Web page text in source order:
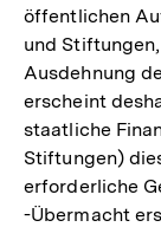
öffentlichen
und
Ausdehnung
erscheint
staatliche
Stiftungen)
erforderliche
-Übermacht